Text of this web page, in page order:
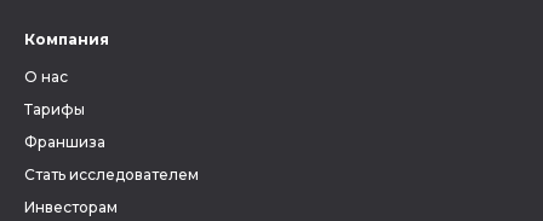
Компания
О нас
Тарифы
Франшиза
Стать исследователем
Инвесторам